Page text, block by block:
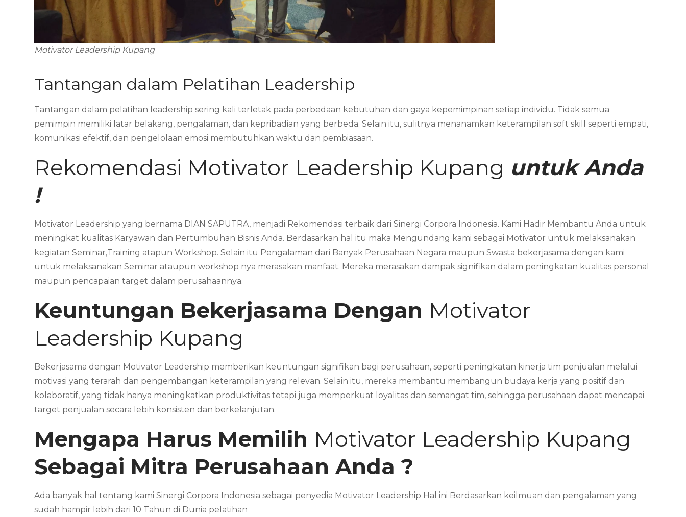
Motivator Leadership Kupang
Tantangan dalam Pelatihan Leadership
Tantangan dalam pelatihan leadership sering kali terletak pada perbedaan kebutuhan dan gaya kepemimpinan setiap individu. Tidak semua
pemimpin memiliki latar belakang, pengalaman, dan kepribadian yang berbeda. Selain itu, sulitnya menanamkan keterampilan soft skill seperti empati,
komunikasi efektif, dan pengelolaan emosi membutuhkan waktu dan pembiasaan.
Rekomendasi Motivator Leadership Kupang untuk Anda
!
Motivator Leadership yang bernama DIAN SAPUTRA, menjadi Rekomendasi terbaik dari Sinergi Corpora Indonesia. Kami Hadir Membantu Anda untuk
meningkat kualitas Karyawan dan Pertumbuhan Bisnis Anda. Berdasarkan hal itu maka Mengundang kami sebagai Motivator untuk melaksanakan
kegiatan Seminar,Training atapun Workshop. Selain itu Pengalaman dari Banyak Perusahaan Negara maupun Swasta bekerjasama dengan kami
untuk melaksanakan Seminar ataupun workshop nya merasakan manfaat. Mereka merasakan dampak signifikan dalam peningkatan kualitas personal
maupun pencapaian target dalam perusahaannya.
Keuntungan Bekerjasama Dengan Motivator
Leadership Kupang
Bekerjasama dengan Motivator Leadership memberikan keuntungan signifikan bagi perusahaan, seperti peningkatan kinerja tim penjualan melalui
motivasi yang terarah dan pengembangan keterampilan yang relevan. Selain itu, mereka membantu membangun budaya kerja yang positif dan
kolaboratif, yang tidak hanya meningkatkan produktivitas tetapi juga memperkuat loyalitas dan semangat tim, sehingga perusahaan dapat mencapai
target penjualan secara lebih konsisten dan berkelanjutan.
Mengapa Harus Memilih Motivator Leadership Kupang
Sebagai Mitra Perusahaan Anda ?
Ada banyak hal tentang kami Sinergi Corpora Indonesia sebagai penyedia Motivator Leadership Hal ini Berdasarkan keilmuan dan pengalaman yang
sudah hampir lebih dari 10 Tahun di Dunia pelatihan